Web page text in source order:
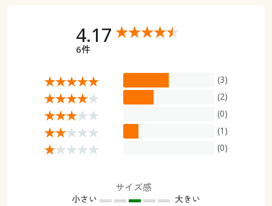
4.17
6件
(3)
(2)
(0)
(1)
(0)
サイズ感
小さい 大きい